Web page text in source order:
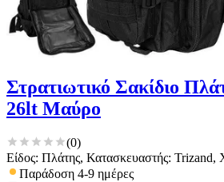
Στρατιωτικό Σακίδιο
26lt Μαύρο
(0)
Είδος: Πλάτης, Κατασκευαστής:
Παράδοση 4-9 ημέρες